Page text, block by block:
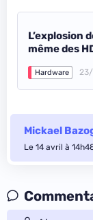
L’explosion
même des
Hardware 23/
Mickael
Le 14 avril à